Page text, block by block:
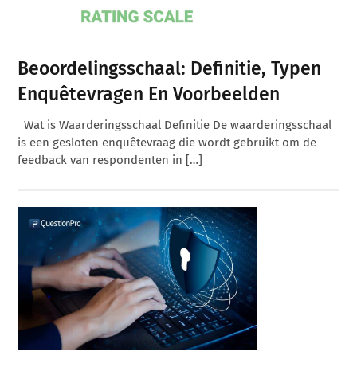
Beoordelingsschaal: Definitie, Typen
Enquêtevragen En Voorbeelden
Wat is Waarderingsschaal Definitie De waarderingsschaal
is een gesloten enquêtevraag die wordt gebruikt om de
feedback van respondenten in […]